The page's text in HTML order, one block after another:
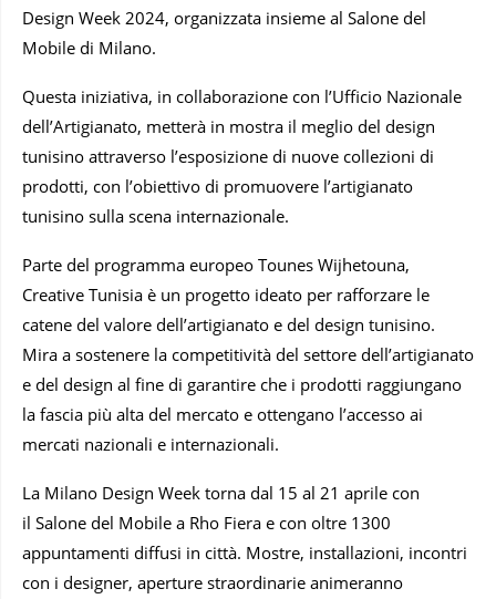
Design Week 2024, organizzata insieme al Salone del
Mobile di Milano.
Questa iniziativa, in collaborazione con l’Ufficio Nazionale
dell’Artigianato, metterà in mostra il meglio del design
tunisino attraverso l’esposizione di nuove collezioni di
prodotti, con l’obiettivo di promuovere l’artigianato
tunisino sulla scena internazionale.
Parte del programma europeo Tounes Wijhetouna,
Creative Tunisia è un progetto ideato per rafforzare le
catene del valore dell’artigianato e del design tunisino.
Mira a sostenere la competitività del settore dell’artigianato
e del design al fine di garantire che i prodotti raggiungano
la fascia più alta del mercato e ottengano l’accesso ai
mercati nazionali e internazionali.
La Milano Design Week torna dal 15 al 21 aprile con
il Salone del Mobile a Rho Fiera e con oltre 1300
appuntamenti diffusi in città. Mostre, installazioni, incontri
con i designer, aperture straordinarie animeranno